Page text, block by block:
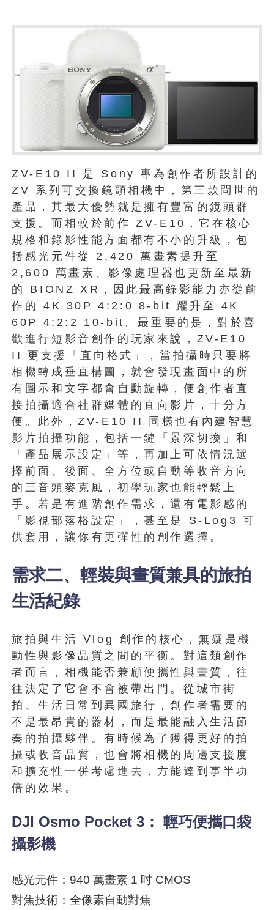
ZV-E10 II 是 Sony 專為創作者所設計的
ZV 系列可交換鏡頭相機中，第三款問世的
產品，其最大優勢就是擁有豐富的鏡頭群
支援。而相較於前作 ZV-E10，它在核心
規格和錄影性能方面都有不小的升級，包
括感光元件從 2,420 萬畫素提升至
2,600 萬畫素、影像處理器也更新至最新
的 BIONZ XR，因此最高錄影能力亦從前
作的 4K 30P 4:2:0 8-bit 躍升至 4K
60P 4:2:2 10-bit。最重要的是，對於喜
歡進行短影音創作的玩家來說，ZV-E10
II 更支援「直向格式」，當拍攝時只要將
相機轉成垂直構圖，就會發現畫面中的所
有圖示和文字都會自動旋轉，便創作者直
接拍攝適合社群媒體的直向影片，十分方
便。此外，ZV-E10 II 同樣也有內建智慧
影片拍攝功能，包括一鍵「景深切換」和
「產品展示設定」等，再加上可依情況選
擇前面、後面、全方位或自動等收音方向
的三音頭麥克風，初學玩家也能輕鬆上
手。若是有進階創作需求，還有電影感的
「影視部落格設定」，甚至是 S-Log3 可
供套用，讓你有更彈性的創作選擇。
需求二、輕裝與畫質兼具的旅拍
生活紀錄
旅拍與生活 Vlog 創作的核心，無疑是機
動性與影像品質之間的平衡。對這類創作
者而言，相機能否兼顧便攜性與畫質，往
往決定了它會不會被帶出門。從城市街
拍、生活日常到異國旅行，創作者需要的
不是最昂貴的器材，而是最能融入生活節
奏的拍攝夥伴。有時候為了獲得更好的拍
攝或收音品質，也會將相機的周邊支援度
和擴充性一併考慮進去，方能達到事半功
倍的效果。
DJI Osmo Pocket 3： 輕巧便攜口袋
攝影機
感光元件：940 萬畫素 1 吋 CMOS
對焦技術：全像素自動對焦